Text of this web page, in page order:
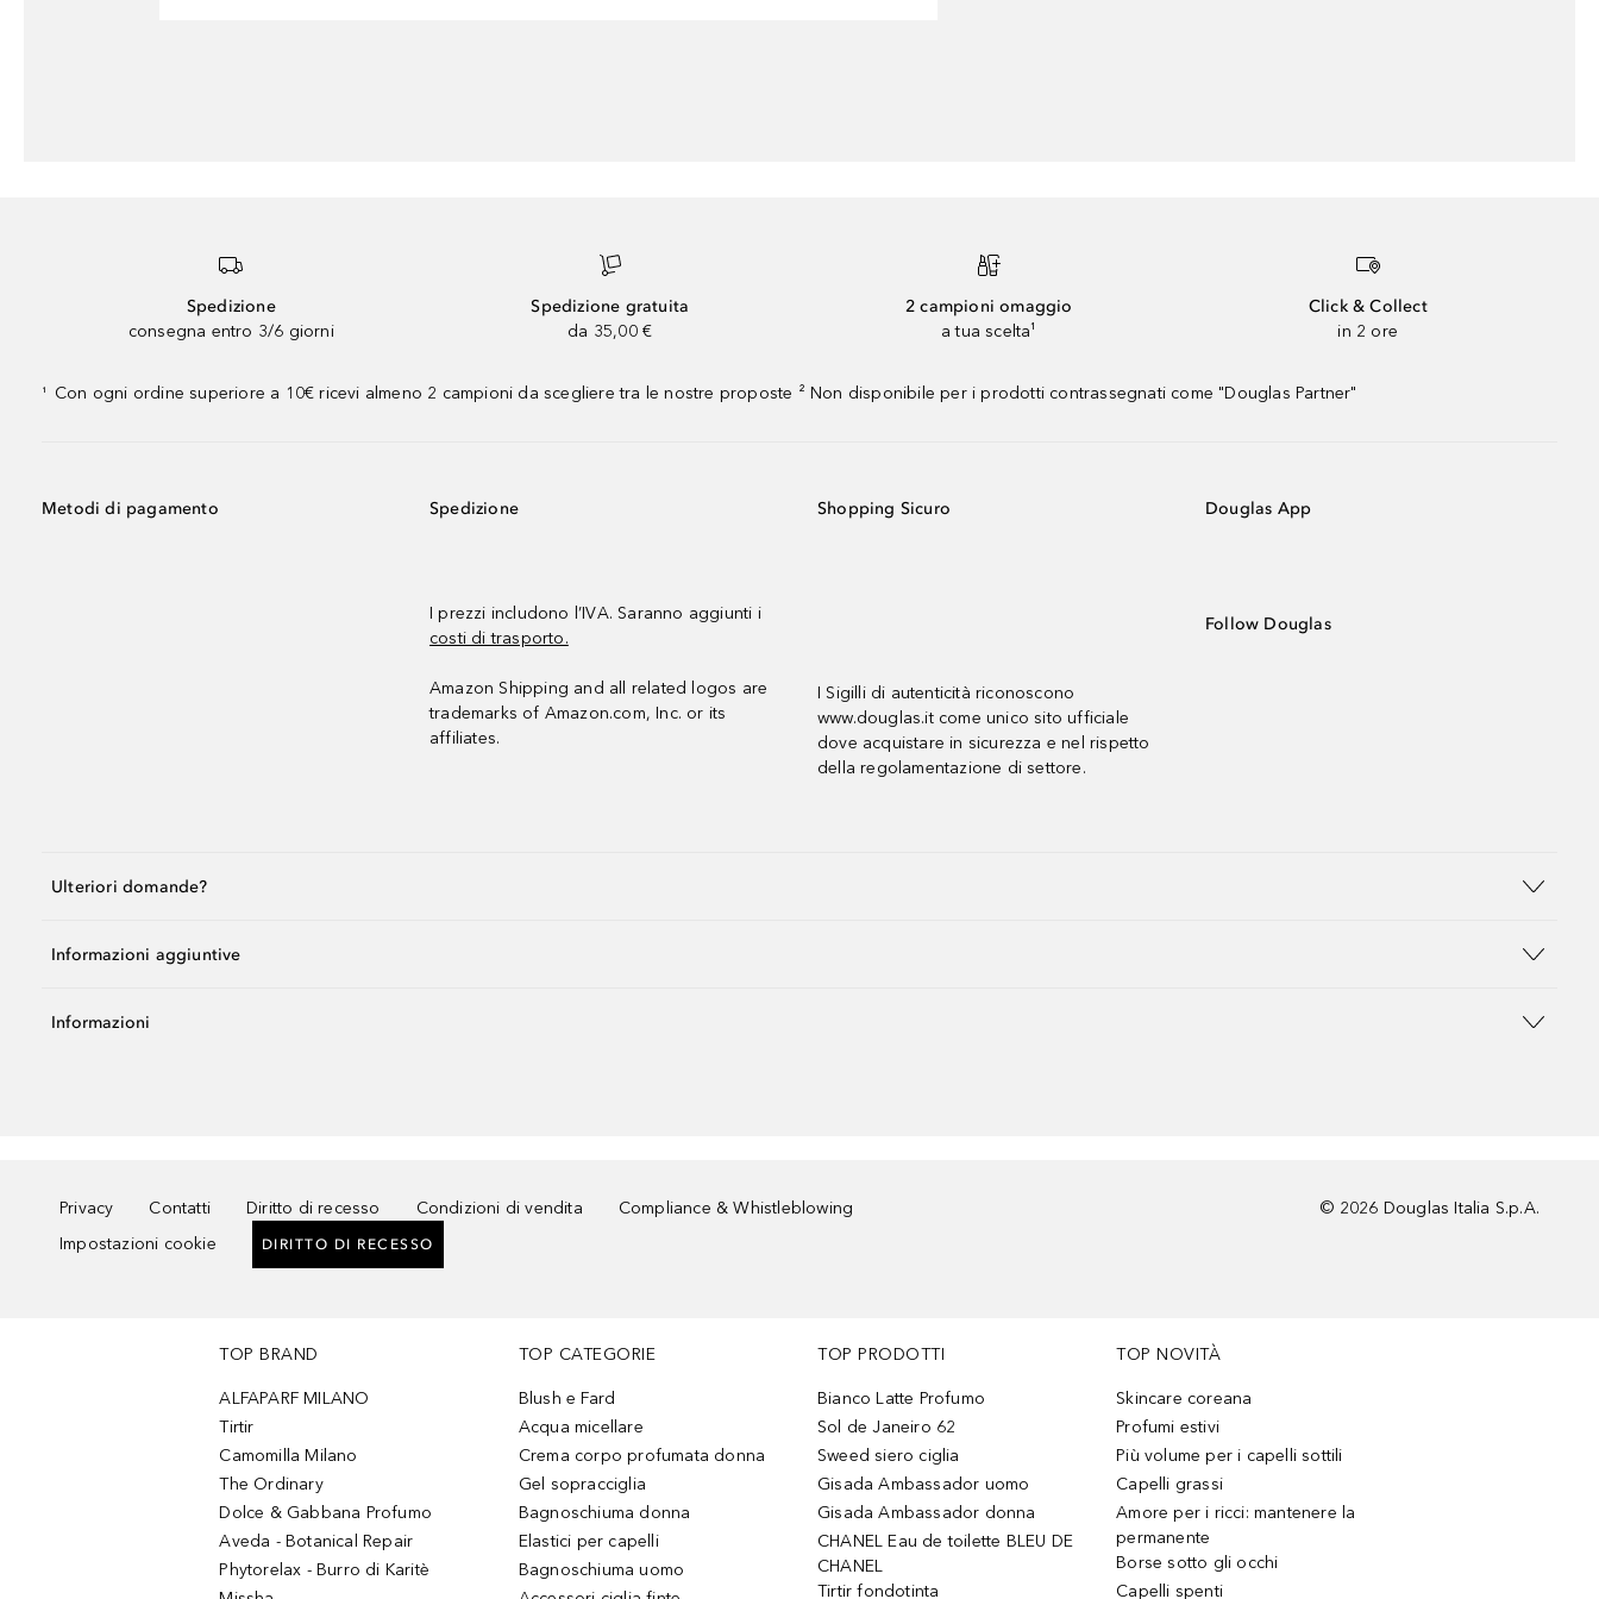
Spedizione
consegna entro 3/6 giorni
Spedizione gratuita
da 35,00 €
2 campioni omaggio
a tua scelta¹
Click & Collect
in 2 ore
¹ Con ogni ordine superiore a 10€ ricevi almeno 2 campioni da scegliere tra le nostre proposte ² Non disponibile per i prodotti contrassegnati come "Douglas Partner"
Metodi di pagamento Spedizione
I prezzi includono l’IVA. Saranno aggiunti i
costi di trasporto.
Amazon Shipping and all related logos are
trademarks of Amazon.com, Inc. or its
affiliates.
Shopping Sicuro
I Sigilli di autenticità riconoscono
www.douglas.it come unico sito ufficiale
dove acquistare in sicurezza e nel rispetto
della regolamentazione di settore.
Douglas App
Follow Douglas
Ulteriori domande?
Informazioni aggiuntive
Informazioni
Privacy Contatti Diritto di recesso Condizioni di vendita
Compliance & Whistleblowing
Impostazioni cookie
DIRITTO DI RECESSO
© 2026 Douglas Italia S.p.A.
TOP BRAND
ALFAPARF MILANO
Tirtir
Camomilla Milano
The Ordinary
Dolce & Gabbana Profumo
Aveda - Botanical Repair
Phytorelax - Burro di Karitè
TOP CATEGORIE
Blush e Fard
Acqua micellare
Crema corpo profumata donna
Gel sopracciglia
Bagnoschiuma donna
Elastici per capelli
Bagnoschiuma uomo
TOP PRODOTTI
Bianco Latte Profumo
Sol de Janeiro 62
Sweed siero ciglia
Gisada Ambassador uomo
Gisada Ambassador donna
CHANEL Eau de toilette BLEU DE
CHANEL
Tirtir fondotinta
TOP NOVITÀ
Skincare coreana
Profumi estivi
Più volume per i capelli sottili
Capelli grassi
Amore per i ricci: mantenere la
permanente
Borse sotto gli occhi
Capelli spenti